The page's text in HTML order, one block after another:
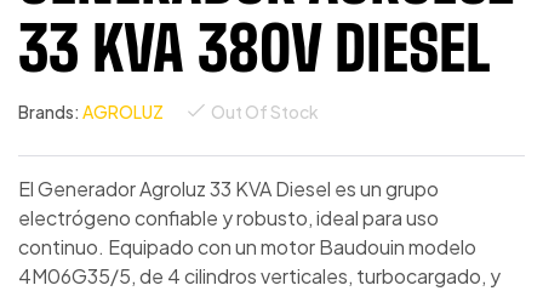
33 KVA 380V DIESEL
Brands: AGROLUZ Out Of Stock
El Generador Agroluz 33 KVA Diesel es un grupo
electrógeno confiable y robusto, ideal para uso
continuo. Equipado con un motor Baudouin modelo
4M06G35/5, de 4 cilindros verticales, turbocargado, y